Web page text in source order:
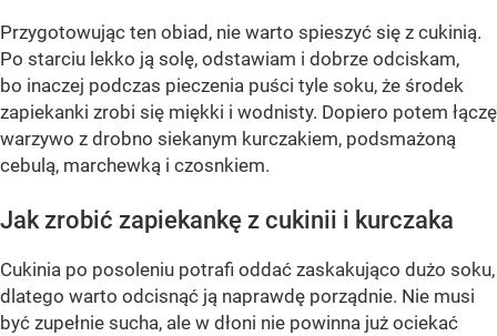
Przygotowując ten obiad, nie warto spieszyć się z cukinią.
Po starciu lekko ją solę, odstawiam i dobrze odciskam,
bo inaczej podczas pieczenia puści tyle soku, że środek
zapiekanki zrobi się miękki i wodnisty. Dopiero potem łączę
warzywo z drobno siekanym kurczakiem, podsmażoną
cebulą, marchewką i czosnkiem.
Jak zrobić zapiekankę z cukinii i kurczaka
Cukinia po posoleniu potrafi oddać zaskakująco dużo soku,
dlatego warto odcisnąć ją naprawdę porządnie. Nie musi
być zupełnie sucha, ale w dłoni nie powinna już ociekać